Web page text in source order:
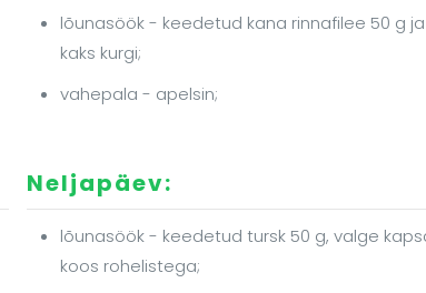
lõunasöök - keedetud kana rinnafilee 50 g ja
kaks kurgi;
vahepala - apelsin;
Neljapäev:
lõunasöök - keedetud tursk 50 g, valge
koos rohelistega;